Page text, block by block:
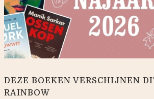
DEZE BOEKEN VERSCHIJNEN
RAINBOW